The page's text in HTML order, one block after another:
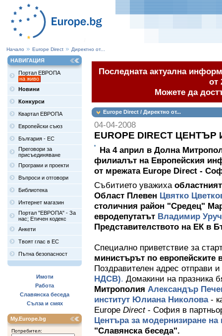
Начало Europe Direct Директно от...
НАВИГАЦИЯ
Портал ЕВРОПА
на живо
Новини
Конкурси
Квартал ЕВРОПА
Европейски съюз
България - ЕС
Преговори за
присъединяване
Програми и проекти
Въпроси и отговори
Библиотека
Интернет магазин
Портал "ЕВРОПА" - За
нас; Етичен кодекс
Анкети
Твоят глас в ЕС
Пътна безопасност
Имоти
Работа
Славянска беседа
Сълза и смях
My.Europe.bg
Потребител:
Последната актуална
от
Можете да
Europe Direct / Директно от...
04-04-2008
EUROPE DIRECT
На 4 април в Долна
филиалът на Европейския
от мрежата Europe Direct -
Събитието уважиха
Област Плевен Цвятко
столичния район "Средец"
евродепутатът Владимир
Представителството на ЕК в
Специално приветствие за
министърът по европейските
Поздравителен адрес отправи и
НДСВ). Домакини на празника
Митрополия Александър
институт Юлиана Николова-
Europe Direct- София в
Центъра за модернизиране на
"Славянска беседа".